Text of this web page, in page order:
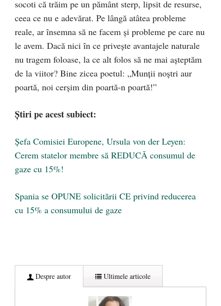
socoti că trăim pe un pământ sterp, lipsit de resurse,
ceea ce nu e adevărat. Pe lângă atâtea probleme
reale, ar însemna să ne facem și probleme pe care nu
le avem. Dacă nici în ce privește avantajele naturale
nu tragem foloase, la ce alt folos să ne mai așteptăm
de la viitor? Bine zicea poetul: „Munții noștri aur
poartă, noi cerșim din poartă-n poartă!”
Știri pe acest subiect:
Șefa Comisiei Europene, Ursula von der Leyen:
Cerem statelor membre să REDUCĂ consumul de
gaze cu 15%!
Spania se OPUNE solicitării CE privind reducerea
cu 15% a consumului de gaze
Despre autor Ultimele articole